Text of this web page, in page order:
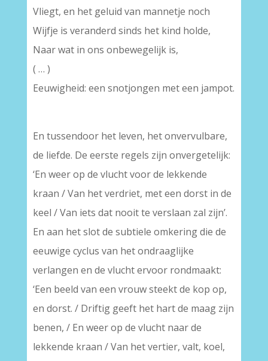
Vliegt, en het geluid van mannetje noch
Wijfje is veranderd sinds het kind holde,
Naar wat in ons onbewegelijk is,
( … )
Eeuwigheid: een snotjongen met een jampot.
En tussendoor het leven, het onvervulbare,
de liefde. De eerste regels zijn onvergetelijk:
‘En weer op de vlucht voor de lekkende
kraan / Van het verdriet, met een dorst in de
keel / Van iets dat nooit te verslaan zal zijn’.
En aan het slot de subtiele omkering die de
eeuwige cyclus van het ondraaglijke
verlangen en de vlucht ervoor rondmaakt:
‘Een beeld van een vrouw steekt de kop op,
en dorst. / Driftig geeft het hart de maag zijn
benen, / En weer op de vlucht naar de
lekkende kraan / Van het vertier, valt, koel,